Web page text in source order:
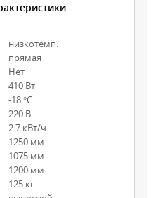
низкотемп.
прямая
Нет
410 Вт
-18 °С
220 В
2.7 кВт/ч
1250 мм
1075 мм
1200 мм
125 кг